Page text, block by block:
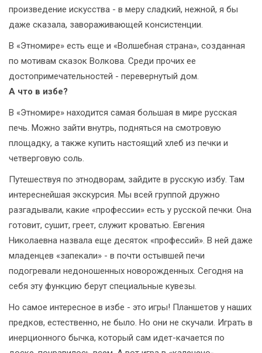
произведение искусства - в меру сладкий, нежной, я бы
даже сказала, завораживающей консистенции.
В «Этномире» есть еще и «Волшебная страна», созданная
по мотивам сказок Волкова. Среди прочих ее
достопримечательностей - перевернутый дом.
А что в избе?
В «Этномире» находится самая большая в мире русская
печь. Можно зайти внутрь, подняться на смотровую
площадку, а также купить настоящий хлеб из печки и
четверговую соль.
Путешествуя по этнодворам, зайдите в русскую избу. Там
интереснейшая экскурсия. Мы всей группой дружно
разгадывали, какие «профессии» есть у русской печки. Она
готовит, сушит, греет, служит кроватью. Евгения
Николаевна назвала еще десяток «профессий». В ней даже
младенцев «запекали» - в почти остывшей печи
подогревали недоношенных новорожденных. Сегодня на
себя эту функцию берут специальные кувезы.
Но самое интересное в избе - это игры! Планшетов у наших
предков, естественно, не было. Но они не скучали. Играть в
инерционного бычка, который сам идет-качается по